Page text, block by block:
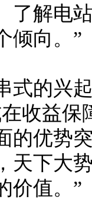
了解电
倾向。”
的兴起
收益保
的优势
天下大
价值。”